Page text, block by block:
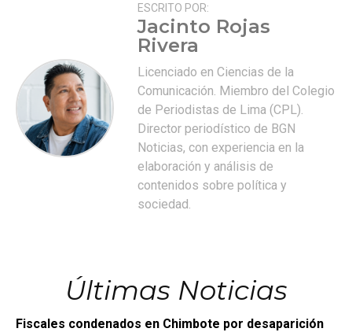
ESCRITO POR:
Jacinto Rojas
Rivera
Licenciado en Ciencias de la
Comunicación. Miembro del Colegio
de Periodistas de Lima (CPL).
Director periodístico de BGN
Noticias, con experiencia en la
elaboración y análisis de
contenidos sobre política y
sociedad.
Últimas Noticias
Fiscales condenados en Chimbote por desaparición